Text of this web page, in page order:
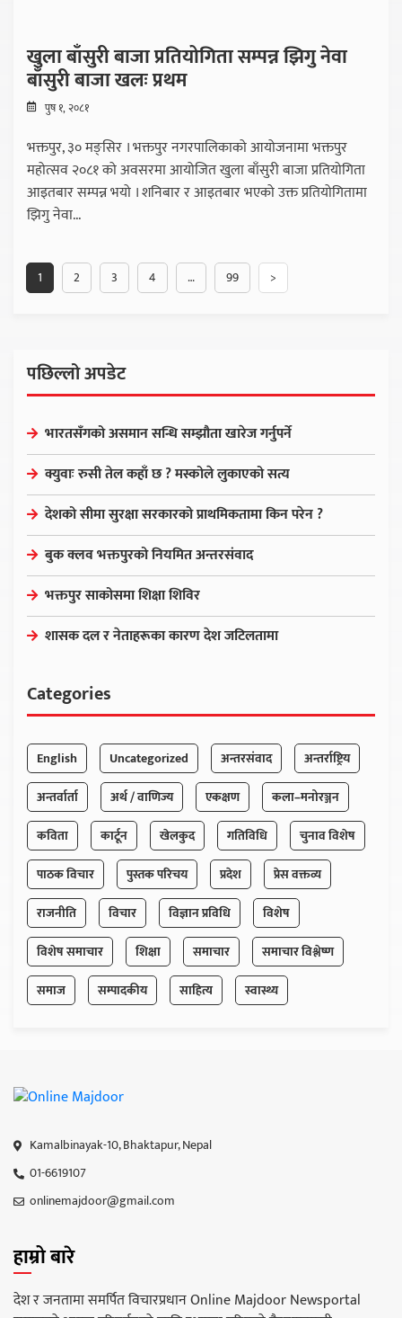
खुला बाँसुरी बाजा प्रतियोगिता सम्पन्न झिगु नेवा
बाँसुरी बाजा खलः प्रथम
पुष १, २०८१
भक्तपुर, ३० मङ्सिर । भक्तपुर नगरपालिकाको आयोजनामा भक्तपुर
महोत्सव २०८१ को अवसरमा आयोजित खुला बाँसुरी बाजा प्रतियोगिता
आइतबार सम्पन्न भयो । शनिबार र आइतबार भएको उक्त प्रतियोगितामा
झिगु नेवा...
1 2 3 4 … 99 >
पछिल्लो अपडेट
भारतसँगको असमान सन्धि सम्झौता खारेज गर्नुपर्ने
क्युवाः रुसी तेल कहाँ छ ? मस्कोले लुकाएको सत्य
देशको सीमा सुरक्षा सरकारको प्राथमिकतामा किन परेन ?
बुक क्लव भक्तपुरको नियमित अन्तरसंवाद
भक्तपुर साकोसमा शिक्षा शिविर
शासक दल र नेताहरूका कारण देश जटिलतामा
Categories
English Uncategorized अन्तरसंवाद
अन्तर्राष्ट्रिय
अन्तर्वार्ता
अर्थ / वाणिज्य एकक्षण
कला–मनोरञ्जन
कविता
कार्टून खेलकुद गतिविधि
चुनाव विशेष
पाठक विचार
पुस्तक परिचय प्रदेश
प्रेस वक्तव्य
राजनीति
विचार विज्ञान प्रविधि
विशेष
विशेष समाचार
शिक्षा समाचार
समाचार विश्लेष्ण
समाज
सम्पादकीय साहित्य स्वास्थ्य
Kamalbinayak-10, Bhaktapur, Nepal
01-6619107
onlinemajdoor@gmail.com
हाम्रो बारे
देश र जनतामा समर्पित विचारप्रधान Online Majdoor Newsportal